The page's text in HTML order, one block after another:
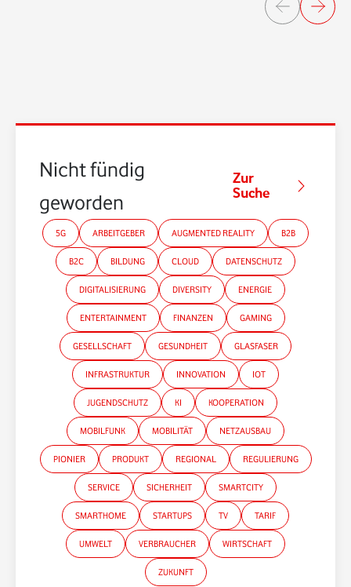
*Gender-Hinweis
Nicht fündig
geworden?
Zur
Suche
5G ARBEITGEBER AUGMENTED REALITY B2B
B2C BILDUNG CLOUD DATENSCHUTZ
DIGITALISIERUNG DIVERSITY ENERGIE
ENTERTAINMENT FINANZEN GAMING
GESELLSCHAFT GESUNDHEIT GLASFASER
INFRASTRUKTUR INNOVATION IOT
JUGENDSCHUTZ KI KOOPERATION
MOBILFUNK MOBILITÄT NETZAUSBAU
PIONIER PRODUKT REGIONAL REGULIERUNG
SERVICE SICHERHEIT SMARTCITY
SMARTHOME STARTUPS TV TARIF
UMWELT VERBRAUCHER WIRTSCHAFT
ZUKUNFT